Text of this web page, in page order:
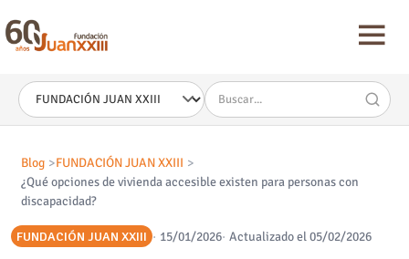
este
sitio
incluye
sistema
accesibilidad.
Blog
FUNDACIÓN JUAN XXIII
¿Qué opciones de vivienda accesible existen para personas con
discapacidad?
FUNDACIÓN JUAN XXIII 15/01/2026 Actualizado el 05/02/2026